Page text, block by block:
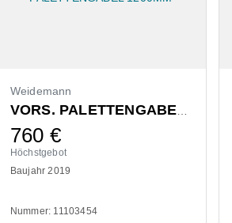
Weidemann
760 €
Höchstgebot
Baujahr 2019
Nummer: 11103454